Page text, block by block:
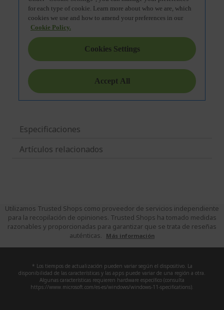
Especificaciones
Artículos relacionados
Utilizamos Trusted Shops como proveedor de servicios independiente
para la recopilación de opiniones. Trusted Shops ha tomado medidas
razonables y proporcionadas para garantizar que se trata de reseñas
auténticas.
Más información
* Los tiempos de actualización pueden variar según el dispositivo. La
disponibilidad de las características y las apps puede variar de una región a otra.
Algunas características requieren hardware específico (consulta
https://www.microsoft.com/es-es/windows/windows-11-specifications).